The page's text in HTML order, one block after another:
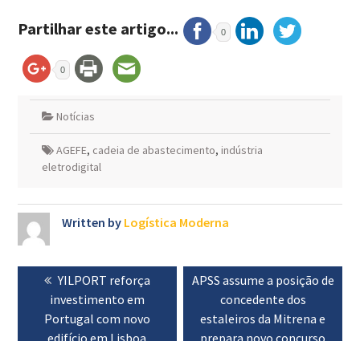
Partilhar este artigo... 0
0
Notícias
AGEFE, cadeia de abastecimento, indústria
eletrodigital
Written by Logística Moderna
Navegação
artigos
Previous
post:
YILPORT reforça
investimento em
Portugal com novo
edifício em Lisboa
Next
APSS assume a posição de
concedente dos
estaleiros da Mitrena e
prepara novo concurso